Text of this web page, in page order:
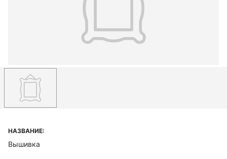
НАЗВАНИЕ:
Вышивка